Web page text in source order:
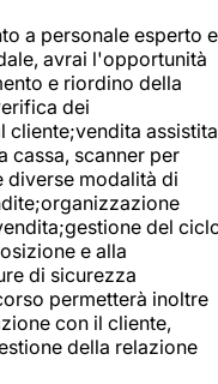
a personale esperto e
avrai l'opportunità
e riordino della
dei
cliente;vendita assistita
cassa, scanner per
diverse modalità di
del
e alla
di sicurezza
permetterà inoltre
con il cliente,
della relazione